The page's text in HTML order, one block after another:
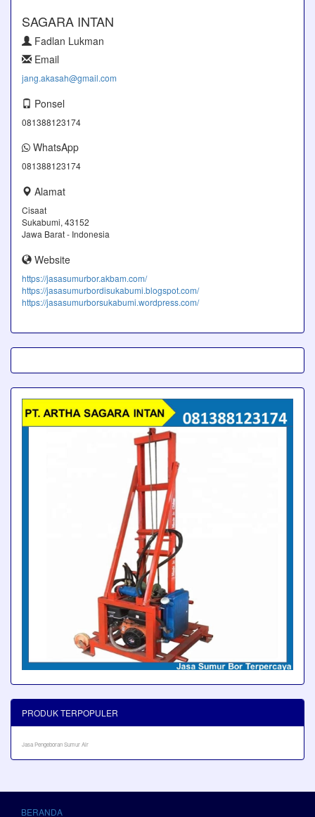
SAGARA INTAN
Fadlan Lukman
Email
jang.akasah@gmail.com
Ponsel
081388123174
WhatsApp
081388123174
Alamat
Cisaat
Sukabumi, 43152
Jawa Barat - Indonesia
Website
https://jasasumurbor.akbam.com/
https://jasasumurbordisukabumi.blogspot.com/
https://jasasumurborsukabumi.wordpress.com/
PRODUK TERPOPULER
Jasa Pengeboran Sumur Air
BERANDA